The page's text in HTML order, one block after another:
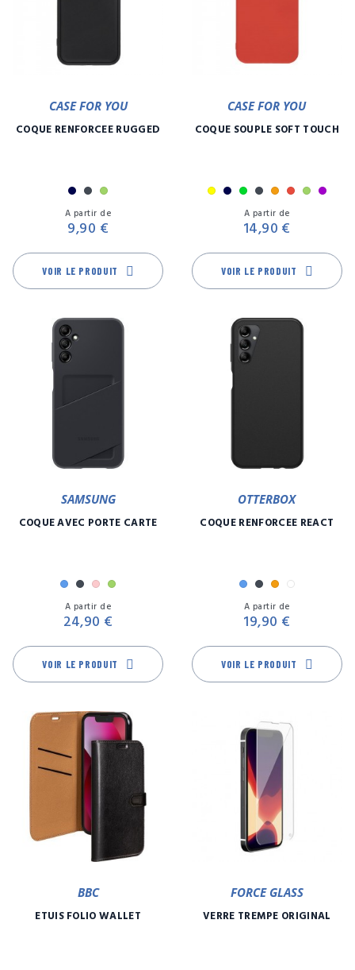
CASE FOR YOU
COQUE RENFORCÉE RUGGED
Marine
NoirVert
A partir de
9,90 €
VOIR LE PRODUIT
CASE FOR YOU
COQUE SOUPLE SOFT TOUCH
JauneMarine
Menthe
NoirOrange
Rouge
VertViolet
A partir de
14,90 €
VOIR LE PRODUIT
SAMSUNG
COQUE AVEC PORTE CARTE
BleuNoirRoseVert
A partir de
24,90 €
VOIR LE PRODUIT
OTTERBOX
COQUE RENFORCÉE REACT
BleuNoirOrange
A partir de
19,90 €
VOIR LE PRODUIT
BBC
ETUIS FOLIO WALLET
FORCE GLASS
VERRE TREMPÉ ORIGINAL